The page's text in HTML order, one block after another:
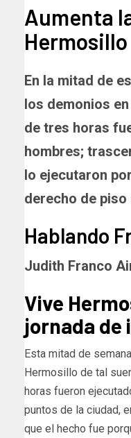
Aumenta
Hermosillo
En la mitad de
los demonios
de tres horas
hombres;
lo ejecutaron
derecho de
Hablando
Judith Franco
Vive
jornada de
Esta mitad de
Hermosillo de tal
horas fueron
puntos de la ciudad,
que el hecho fue